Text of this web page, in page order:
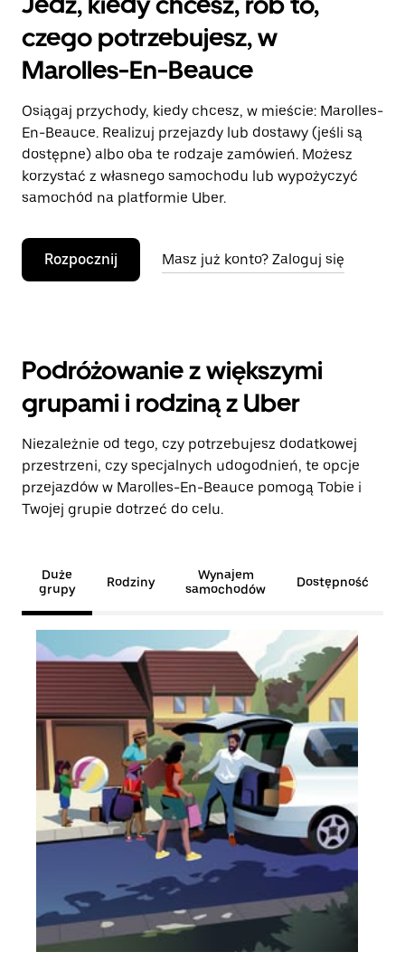
czego potrzebujesz, w
Marolles-En-Beauce
Osiągaj przychody, kiedy chcesz, w mieście: Marolles-
En-Beauce. Realizuj przejazdy lub dostawy (jeśli są
dostępne) albo oba te rodzaje zamówień. Możesz
korzystać z własnego samochodu lub wypożyczyć
samochód na platformie Uber.
Rozpocznij Masz już konto? Zaloguj się
Podróżowanie z większymi
grupami i rodziną z Uber
Niezależnie od tego, czy potrzebujesz dodatkowej
przestrzeni, czy specjalnych udogodnień, te opcje
przejazdów w Marolles-En-Beauce pomogą Tobie i
Twojej grupie dotrzeć do celu.
Duże
grupy
Rodziny
Wynajem
samochodów
Dostępność